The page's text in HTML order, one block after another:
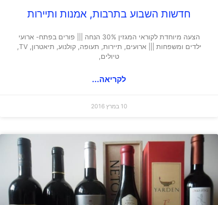
חדשות השבוע בתרבות, אמנות ותיירות
הצעה מיוחדת לקוראי המגזין 30% הנחה ||| פורים בפתח- ארועי
ילדים ומשפחות ||| ארועים, תיירות, תעופה, קולנוע, תיאטרון, TV,
טיולים,
לקריאה...
10 במרץ 2016